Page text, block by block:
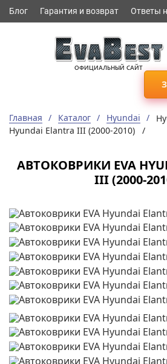
Блог Гарантия и возврат Ответы
ОФИЦИАЛЬНЫЙ САЙТ
Главная Каталог Hyundai
Hyundai Elantra III (2000-2010) /
АВТОКОВРИКИ EVA
III (2000-